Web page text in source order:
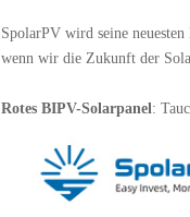
SpolarPV wird seine
wenn wir die Zukunft der
Rotes BIPV-Solarpanel: